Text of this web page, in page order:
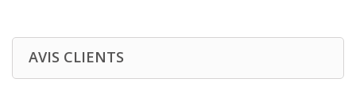
AVIS CLIENTS